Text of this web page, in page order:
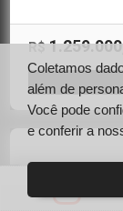
R$
Coletamos
além de
Você pode
e conferir a